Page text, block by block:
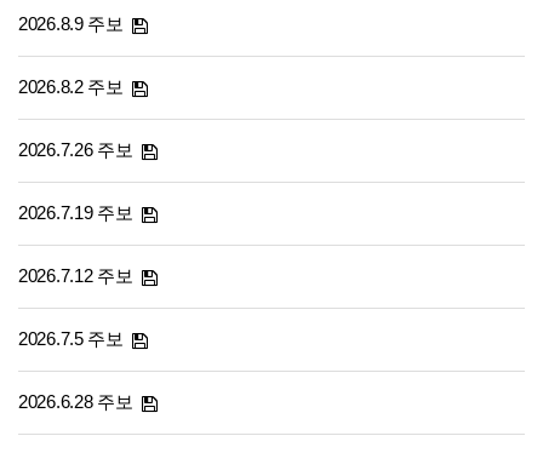
2026.8.9 주보
2026.8.2 주보
2026.7.26 주보
2026.7.19 주보
2026.7.12 주보
2026.7.5 주보
2026.6.28 주보